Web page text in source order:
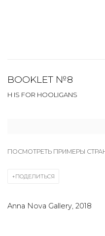
BOOKLET №8
H IS FOR HOOLIGANS
Open a larger version of
ПОСМОТРЕТЬ ПРИМЕРЫ
ПОДЕЛИТЬСЯ
Anna Nova Gallery, 2018